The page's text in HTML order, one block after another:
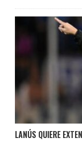
LANÚS QUIERE